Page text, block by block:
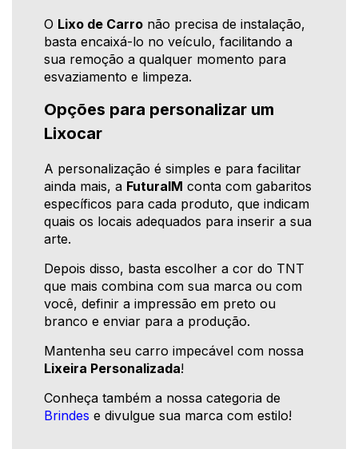
O Lixo de Carro não precisa de instalação,
basta encaixá-lo no veículo, facilitando a
sua remoção a qualquer momento para
esvaziamento e limpeza.
Opções para personalizar um
Lixocar
A personalização é simples e para facilitar
ainda mais, a FuturaIM conta com gabaritos
específicos para cada produto, que indicam
quais os locais adequados para inserir a sua
arte.
Depois disso, basta escolher a cor do TNT
que mais combina com sua marca ou com
você, definir a impressão em preto ou
branco e enviar para a produção.
Mantenha seu carro impecável com nossa
Lixeira Personalizada!
Conheça também a nossa categoria de
Brindes e divulgue sua marca com estilo!